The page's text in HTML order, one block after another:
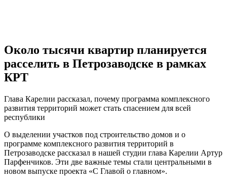
Около тысячи квартир планируется
расселить в Петрозаводске в рамках
КРТ
Глава Карелии рассказал, почему программа комплексного
развития территорий может стать спасением для всей
республики
О выделении участков под строительство домов и о
программе комплексного развития территорий в
Петрозаводске рассказал в нашей студии глава Карелии Артур
Парфенчиков. Эти две важные темы стали центральными в
новом выпуске проекта «С Главой о главном».